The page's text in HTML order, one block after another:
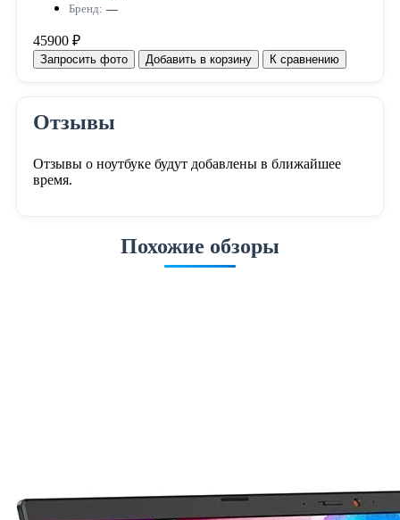
Бренд: —
45900 ₽
Запросить фото Добавить в корзину К сравнению
Отзывы
Отзывы о ноутбуке будут добавлены в ближайшее
время.
Похожие обзоры